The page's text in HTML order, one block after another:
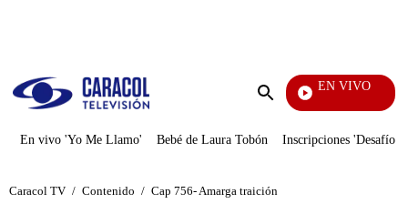
Enviar
EN VIVO
En vivo 'Yo Me Llamo' Bebé de Laura Tobón Inscripciones 'Desafío'
Caracol TV / Contenido / Cap 756- Amarga traición